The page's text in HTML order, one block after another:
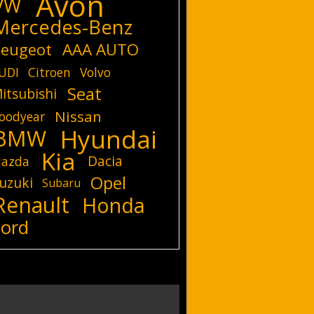
Benz
AAA AUTO
Citroen Volvo
Seat
Nissan
Hyundai
Kia
Dacia
Subaru Opel
Honda